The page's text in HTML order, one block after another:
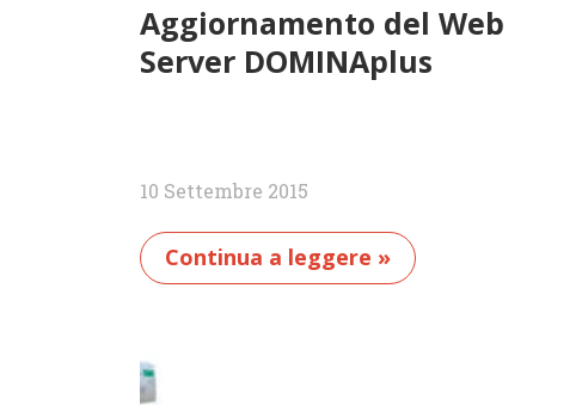
Aggiornamento del Web
Server DOMINAplus
10 Settembre 2015
Continua a leggere »